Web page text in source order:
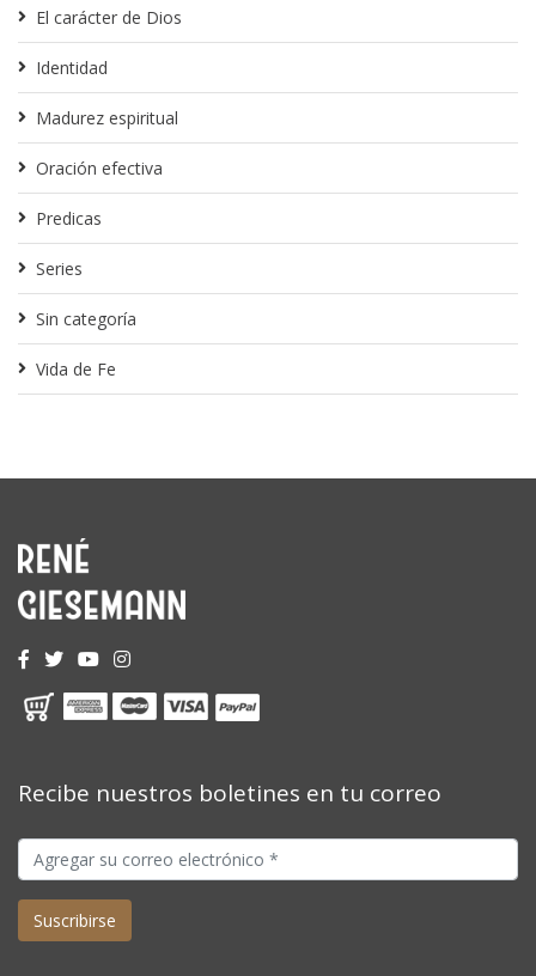
El carácter de Dios
Identidad
Madurez espiritual
Oración efectiva
Predicas
Series
Sin categoría
Vida de Fe
Recibe nuestros boletines en tu correo